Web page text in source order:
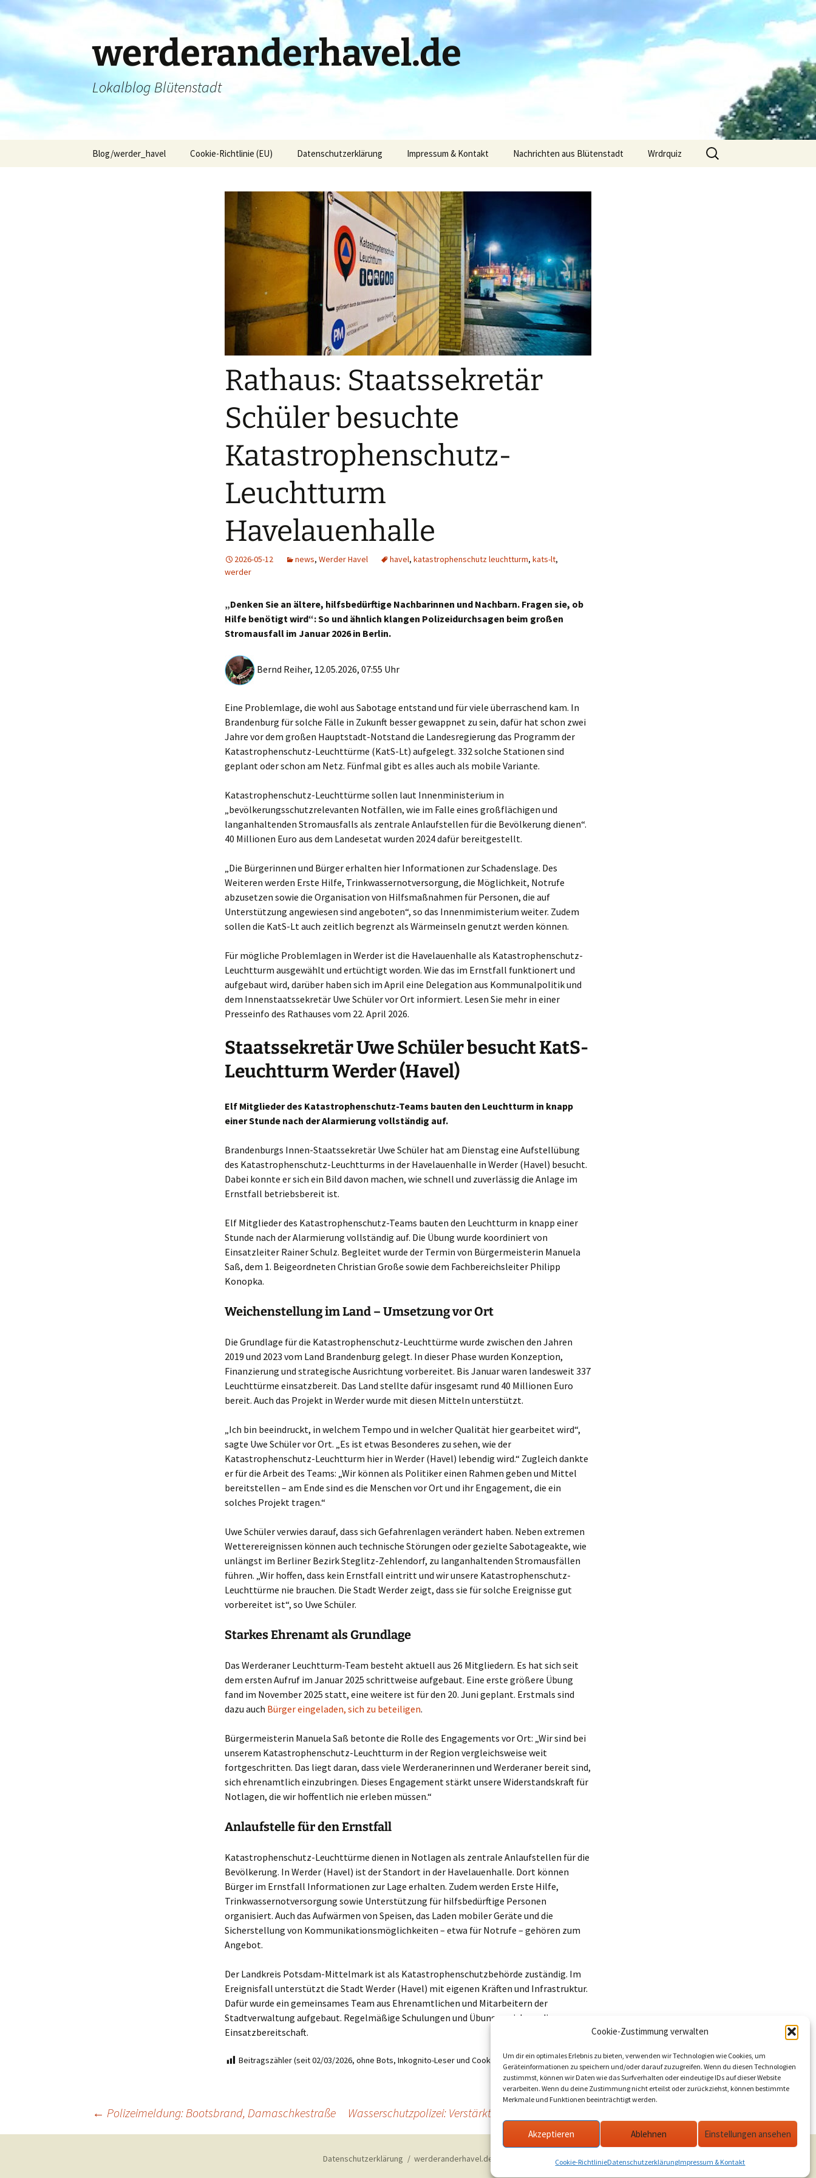
Cookie-Zustimmung verwalten
Um dir ein optimales Erlebnis zu bieten, verwenden wir Technologien wie Cookies, um
Geräteinformationen zu speichern und/oder darauf zuzugreifen. Wenn du diesen Technologien
zustimmst, können wir Daten wie das Surfverhalten oder eindeutige IDs auf dieser Website
verarbeiten. Wenn du deine Zustimmung nicht erteilst oder zurückziehst, können bestimmte
Merkmale und Funktionen beeinträchtigt werden.
Akzeptieren Ablehnen Einstellungen ansehen
Cookie-RichtlinieDatenschutzerklärungImpressum & Kontakt
Zum
Inhalt
springen
werderanderhavel.de
Lokalblog Blütenstadt
Blog/werder_havel Cookie-Richtlinie (EU) Datenschutzerklärung Impressum & Kontakt Nachrichten aus Blütenstadt Wrdrquiz
Suchen
nach:
Rathaus: Staatssekretär
Schüler besuchte
Katastrophenschutz-
Leuchtturm
Havelauenhalle
2026-05-12 news, Werder Havel havel, katastrophenschutz leuchtturm, kats-lt,
werder
„Denken Sie an ältere, hilfsbedürftige Nachbarinnen und Nachbarn. Fragen sie, ob
Hilfe benötigt wird“: So und ähnlich klangen Polizeidurchsagen beim großen
Stromausfall im Januar 2026 in Berlin.
Bernd Reiher, 12.05.2026, 07:55 Uhr
Eine Problemlage, die wohl aus Sabotage entstand und für viele überraschend kam. In
Brandenburg für solche Fälle in Zukunft besser gewappnet zu sein, dafür hat schon zwei
Jahre vor dem großen Hauptstadt-Notstand die Landesregierung das Programm der
Katastrophenschutz-Leuchttürme (KatS-Lt) aufgelegt. 332 solche Stationen sind
geplant oder schon am Netz. Fünfmal gibt es alles auch als mobile Variante.
Katastrophenschutz-Leuchttürme sollen laut Innenministerium in
„bevölkerungsschutzrelevanten Notfällen, wie im Falle eines großflächigen und
langanhaltenden Stromausfalls als zentrale Anlaufstellen für die Bevölkerung dienen“.
40 Millionen Euro aus dem Landesetat wurden 2024 dafür bereitgestellt.
„Die Bürgerinnen und Bürger erhalten hier Informationen zur Schadenslage. Des
Weiteren werden Erste Hilfe, Trinkwassernotversorgung, die Möglichkeit, Notrufe
abzusetzen sowie die Organisation von Hilfsmaßnahmen für Personen, die auf
Unterstützung angewiesen sind angeboten“, so das Innenmimisterium weiter. Zudem
sollen die KatS-Lt auch zeitlich begrenzt als Wärmeinseln genutzt werden können.
Für mögliche Problemlagen in Werder ist die Havelauenhalle als Katastrophenschutz-
Leuchtturm ausgewählt und ertüchtigt worden. Wie das im Ernstfall funktionert und
aufgebaut wird, darüber haben sich im April eine Delegation aus Kommunalpolitik und
dem Innenstaatssekretär Uwe Schüler vor Ort informiert. Lesen Sie mehr in einer
Presseinfo des Rathauses vom 22. April 2026.
Staatssekretär Uwe Schüler besucht KatS-
Leuchtturm Werder (Havel)
Elf Mitglieder des Katastrophenschutz-Teams bauten den Leuchtturm in knapp
einer Stunde nach der Alarmierung vollständig auf.
Brandenburgs Innen-Staatssekretär Uwe Schüler hat am Dienstag eine Aufstellübung
des Katastrophenschutz-Leuchtturms in der Havelauenhalle in Werder (Havel) besucht.
Dabei konnte er sich ein Bild davon machen, wie schnell und zuverlässig die Anlage im
Ernstfall betriebsbereit ist.
Elf Mitglieder des Katastrophenschutz-Teams bauten den Leuchtturm in knapp einer
Stunde nach der Alarmierung vollständig auf. Die Übung wurde koordiniert von
Einsatzleiter Rainer Schulz. Begleitet wurde der Termin von Bürgermeisterin Manuela
Saß, dem 1. Beigeordneten Christian Große sowie dem Fachbereichsleiter Philipp
Konopka.
Weichenstellung im Land – Umsetzung vor Ort
Die Grundlage für die Katastrophenschutz-Leuchttürme wurde zwischen den Jahren
2019 und 2023 vom Land Brandenburg gelegt. In dieser Phase wurden Konzeption,
Finanzierung und strategische Ausrichtung vorbereitet. Bis Januar waren landesweit 337
Leuchttürme einsatzbereit. Das Land stellte dafür insgesamt rund 40 Millionen Euro
bereit. Auch das Projekt in Werder wurde mit diesen Mitteln unterstützt.
„Ich bin beeindruckt, in welchem Tempo und in welcher Qualität hier gearbeitet wird“,
sagte Uwe Schüler vor Ort. „Es ist etwas Besonderes zu sehen, wie der
Katastrophenschutz-Leuchtturm hier in Werder (Havel) lebendig wird.“ Zugleich dankte
er für die Arbeit des Teams: „Wir können als Politiker einen Rahmen geben und Mittel
bereitstellen – am Ende sind es die Menschen vor Ort und ihr Engagement, die ein
solches Projekt tragen.“
Uwe Schüler verwies darauf, dass sich Gefahrenlagen verändert haben. Neben extremen
Wetterereignissen können auch technische Störungen oder gezielte Sabotageakte, wie
unlängst im Berliner Bezirk Steglitz-Zehlendorf, zu langanhaltenden Stromausfällen
führen. „Wir hoffen, dass kein Ernstfall eintritt und wir unsere Katastrophenschutz-
Leuchttürme nie brauchen. Die Stadt Werder zeigt, dass sie für solche Ereignisse gut
vorbereitet ist“, so Uwe Schüler.
Starkes Ehrenamt als Grundlage
Das Werderaner Leuchtturm-Team besteht aktuell aus 26 Mitgliedern. Es hat sich seit
dem ersten Aufruf im Januar 2025 schrittweise aufgebaut. Eine erste größere Übung
fand im November 2025 statt, eine weitere ist für den 20. Juni geplant. Erstmals sind
dazu auch Bürger eingeladen, sich zu beteiligen.
Bürgermeisterin Manuela Saß betonte die Rolle des Engagements vor Ort: „Wir sind bei
unserem Katastrophenschutz-Leuchtturm in der Region vergleichsweise weit
fortgeschritten. Das liegt daran, dass viele Werderanerinnen und Werderaner bereit sind,
sich ehrenamtlich einzubringen. Dieses Engagement stärkt unsere Widerstandskraft für
Notlagen, die wir hoffentlich nie erleben müssen.“
Anlaufstelle für den Ernstfall
Katastrophenschutz-Leuchttürme dienen in Notlagen als zentrale Anlaufstellen für die
Bevölkerung. In Werder (Havel) ist der Standort in der Havelauenhalle. Dort können
Bürger im Ernstfall Informationen zur Lage erhalten. Zudem werden Erste Hilfe,
Trinkwassernotversorgung sowie Unterstützung für hilfsbedürftige Personen
organisiert. Auch das Aufwärmen von Speisen, das Laden mobiler Geräte und die
Sicherstellung von Kommunikationsmöglichkeiten – etwa für Notrufe – gehören zum
Angebot.
Der Landkreis Potsdam-Mittelmark ist als Katastrophenschutzbehörde zuständig. Im
Ereignisfall unterstützt die Stadt Werder (Havel) mit eigenen Kräften und Infrastruktur.
Dafür wurde ein gemeinsames Team aus Ehrenamtlichen und Mitarbeitern der
Stadtverwaltung aufgebaut. Regelmäßige Schulungen und Übungen sichern die
Einsatzbereitschaft.
Beitragszähler (seit 02/03/2026, ohne Bots, Inkognito-Leser und Cookie-Ablehner): 60
Beitragsnavigation
← Polizeimeldung: Bootsbrand, Damaschkestraße Wasserschutzpolizei: Verstärkte Kontrollen in Westbrandenburg am Feiertag
Datenschutzerklärung werderanderhavel.de